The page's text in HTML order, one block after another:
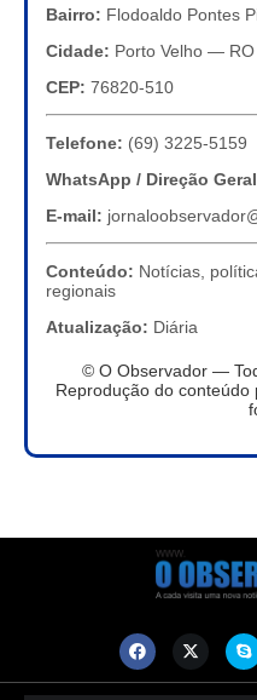
Bairro: Flodoaldo Pontes
Cidade: Porto Velho — RO
CEP: 76820-510
Telefone: (69) 3225-5159
WhatsApp / Direção
E-mail:
Conteúdo: Notícias,
regionais
Atualização: Diária
© O Observador —
Reprodução do